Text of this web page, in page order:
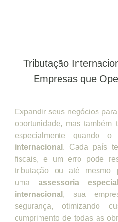
Tributação
Empresas que
Expandir seus negócios
oportunidade, mas também
especialmente quando
internacional . Cada país
fiscais, e um erro pode
tributação ou até mesmo
uma assessoria
internacional , sua
segurança, otimizando
cumprimento de todas as